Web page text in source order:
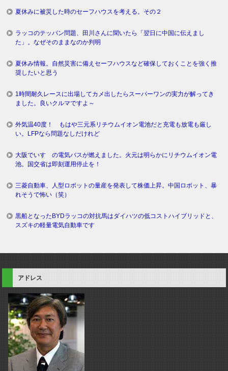
夏休みに被災した時のセーフハウスを考える。その２
ラッコのテッパン問題、田川さんに聞いたら「翌日に中国に伝えまし
た」。なぜそのままなのか判明
夏休み情報。自然災害に備えセーフハウスなど確保しておくことを強く推
奨したいと思う
1時間耐久レースに出場してカメ出したらスーパーワンの実力が解ってき
ました。良いクルマですよ～
外気温40度！ もはや三元系リチウムイオン電池だと充電も放電も厳し
い。LFPなら問題なしだけれど
大阪でいすゞの電気バスが燃えました。火元は明らかにリチウムイオン電
池。国交省は即刻運用停止を！
三菱自動車、人型ロボットの量産を発表して株価上昇。中国ロボット、暴
れそうで怖い（笑）
黒船となったBYDラッコの対抗馬はダイハツの低コストハイブリッドと、
スズキの軽量電気自動車です
アドレス